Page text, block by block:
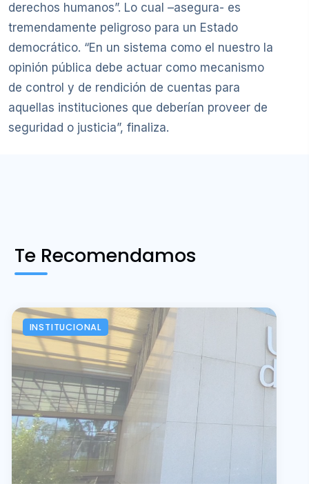
derechos humanos”. Lo cual –asegura- es
tremendamente peligroso para un Estado
democrático. “En un sistema como el nuestro la
opinión pública debe actuar como mecanismo
de control y de rendición de cuentas para
aquellas instituciones que deberían proveer de
seguridad o justicia”, finaliza.
Te Recomendamos
INSTITUCIONAL